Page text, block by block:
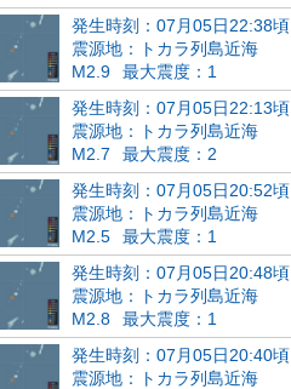
発生時刻：07月05日22:38頃
震源地：トカラ列島近海
M2.9
最大震度：1
発生時刻：07月05日22:13頃
震源地：トカラ列島近海
M2.7
最大震度：2
発生時刻：07月05日20:52頃
震源地：トカラ列島近海
M2.5
最大震度：1
発生時刻：07月05日20:48頃
震源地：トカラ列島近海
M2.8
最大震度：1
発生時刻：07月05日20:40頃
震源地：トカラ列島近海